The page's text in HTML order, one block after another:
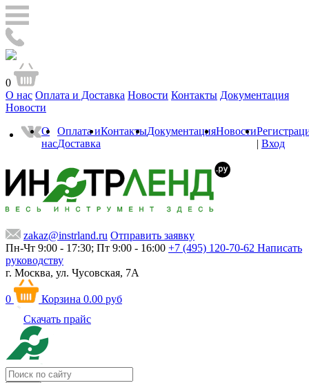
0
О нас Оплата и Доставка Новости Контакты Документация
Новости
О
нас
Оплата и
Доставка
КонтактыДокументацияНовости
| Вход
zakaz@instrland.ru Отправить заявку
Пн-Чт 9:00 - 17:30; Пт 9:00 - 16:00 +7 (495) 120-70-62 Написать
руководству
г. Москва, ул. Чусовская, 7А
0 Корзина 0.00 руб
Скачать прайс